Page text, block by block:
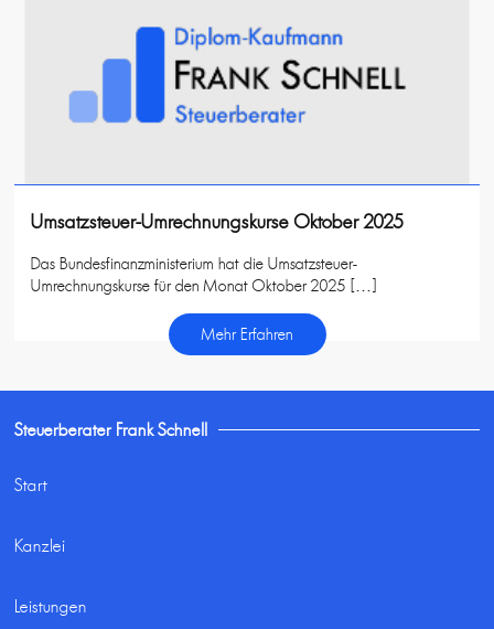
Umsatzsteuer-Umrechnungskurse Oktober 2025
Das Bundesfinanzministerium hat die Umsatzsteuer-
Umrechnungskurse für den Monat Oktober 2025 […]
Mehr Erfahren
Steuerberater Frank Schnell
Start
Kanzlei
Leistungen